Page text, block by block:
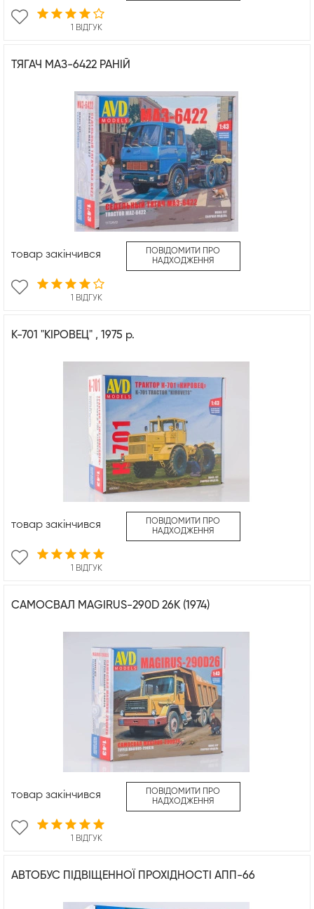
1 ВІДГУК
ТЯГАЧ МАЗ-6422 РАНІЙ
1 ВІДГУК
товар закінчився
ПОВІДОМИТИ ПРО
НАДХОДЖЕННЯ
К-701 "КІРОВЕЦ" , 1975 р.
1 ВІДГУК
товар закінчився
ПОВІДОМИТИ ПРО
НАДХОДЖЕННЯ
САМОСВАЛ MAGIRUS-290D 26K (1974)
1 ВІДГУК
товар закінчився
ПОВІДОМИТИ ПРО
НАДХОДЖЕННЯ
АВТОБУС ПІДВІЩЕННОЇ ПРОХІДНОСТІ АПП-66